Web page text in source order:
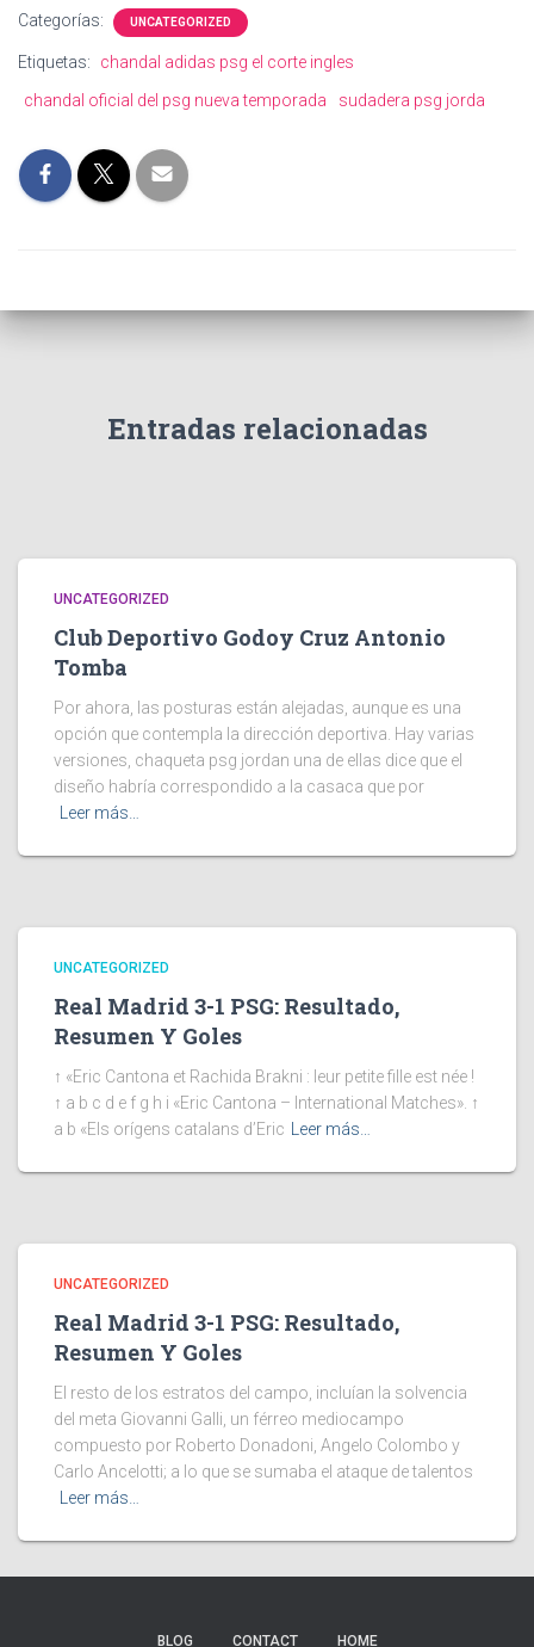
Categorías: UNCATEGORIZED
Etiquetas:
chandal adidas psg el corte ingles
chandal oficial del psg nueva temporada
sudadera psg jorda
Entradas relacionadas
UNCATEGORIZED
Club Deportivo Godoy Cruz Antonio
Tomba
Por ahora, las posturas están alejadas, aunque es una
opción que contempla la dirección deportiva. Hay varias
versiones, chaqueta psg jordan una de ellas dice que el
diseño habría correspondido a la casaca que por
Leer más…
UNCATEGORIZED
Real Madrid 3-1 PSG: Resultado,
Resumen Y Goles
↑ «Eric Cantona et Rachida Brakni : leur petite fille est née !
↑ a b c d e f g h i «Eric Cantona – International Matches». ↑
a b «Els orígens catalans d’Eric Leer más…
UNCATEGORIZED
Real Madrid 3-1 PSG: Resultado,
Resumen Y Goles
El resto de los estratos del campo, incluían la solvencia
del meta Giovanni Galli, un férreo mediocampo
compuesto por Roberto Donadoni, Angelo Colombo y
Carlo Ancelotti; a lo que se sumaba el ataque de talentos
Leer más…
BLOG CONTACT HOME